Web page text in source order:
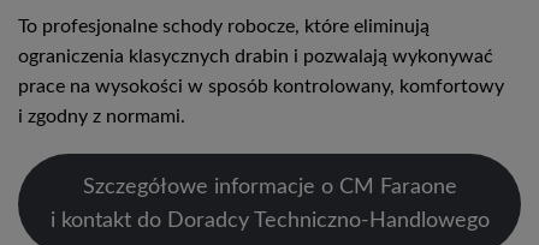
To profesjonalne schody robocze, które eliminują
ograniczenia klasycznych drabin i pozwalają wykonywać
prace na wysokości w sposób kontrolowany, komfortowy
i zgodny z normami.
Szczegółowe informacje o CM Faraone
i kontakt do Doradcy Techniczno-Handlowego